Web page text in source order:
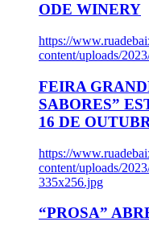
ODE WINERY
https://
content/uploads/
FEIRA
SABORES”
16 DE
https://
content/uploads/
335x256.jpg
“PROSA”